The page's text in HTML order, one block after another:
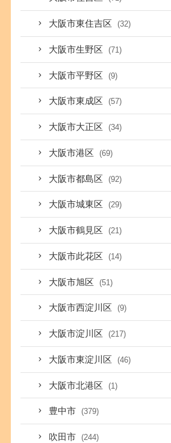
大阪市東住吉区 (32)
大阪市生野区 (71)
大阪市平野区 (9)
大阪市東成区 (57)
大阪市大正区 (34)
大阪市港区 (69)
大阪市都島区 (92)
大阪市城東区 (29)
大阪市鶴見区 (21)
大阪市此花区 (14)
大阪市旭区 (51)
大阪市西淀川区 (9)
大阪市淀川区 (217)
大阪市東淀川区 (46)
大阪市北港区 (1)
豊中市 (379)
吹田市 (244)